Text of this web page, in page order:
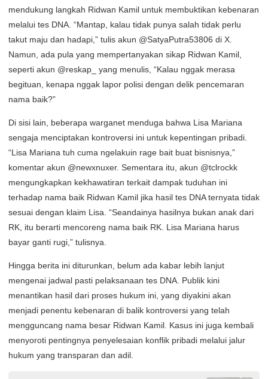
mendukung langkah Ridwan Kamil untuk membuktikan kebenaran
melalui tes DNA. “Mantap, kalau tidak punya salah tidak perlu
takut maju dan hadapi,” tulis akun @SatyaPutra53806 di X.
Namun, ada pula yang mempertanyakan sikap Ridwan Kamil,
seperti akun @reskap_ yang menulis, “Kalau nggak merasa
begituan, kenapa nggak lapor polisi dengan delik pencemaran
nama baik?”
Di sisi lain, beberapa warganet menduga bahwa Lisa Mariana
sengaja menciptakan kontroversi ini untuk kepentingan pribadi.
“Lisa Mariana tuh cuma ngelakuin rage bait buat bisnisnya,”
komentar akun @newxnuxer. Sementara itu, akun @tclrockk
mengungkapkan kekhawatiran terkait dampak tuduhan ini
terhadap nama baik Ridwan Kamil jika hasil tes DNA ternyata tidak
sesuai dengan klaim Lisa. “Seandainya hasilnya bukan anak dari
RK, itu berarti mencoreng nama baik RK. Lisa Mariana harus
bayar ganti rugi,” tulisnya.
Hingga berita ini diturunkan, belum ada kabar lebih lanjut
mengenai jadwal pasti pelaksanaan tes DNA. Publik kini
menantikan hasil dari proses hukum ini, yang diyakini akan
menjadi penentu kebenaran di balik kontroversi yang telah
mengguncang nama besar Ridwan Kamil. Kasus ini juga kembali
menyoroti pentingnya penyelesaian konflik pribadi melalui jalur
hukum yang transparan dan adil.